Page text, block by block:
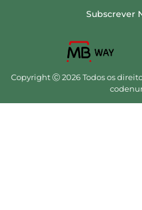
Subscrever
Copyright Ⓒ 2026 Todos os